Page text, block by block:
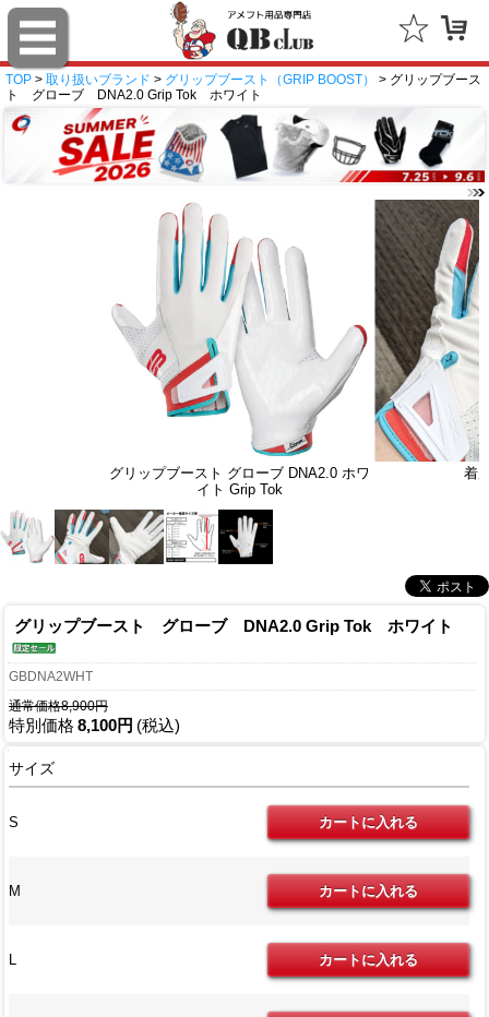
TOP > 取り扱いブランド > グリップブースト（GRIP BOOST）
> グリップブース
ト グローブ DNA2.0 Grip Tok ホワイト
グリップブースト グローブ DNA2.0 ホワ
イト Grip Tok
着
グリップブースト グローブ DNA2.0 Grip Tok ホワイト
GBDNA2WHT
通常価格8,900円
特別価格 8,100円 (税込)
サイズ
S
M
L